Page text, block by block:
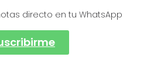
directo en tu WhatsApp